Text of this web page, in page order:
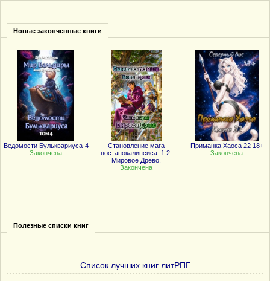
Новые законченные книги
Ведомости Бульквариуса-4
Закончена
Становление мага
постапокалипсиса. 1.2.
Мировое Древо.
Закончена
Приманка Хаоса 22 18+
Закончена
Полезные списки книг
Список лучших книг литРПГ